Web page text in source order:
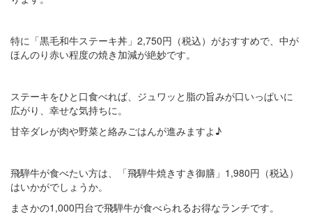
特に「黒毛和牛ステーキ丼」2,750円（税込）がおすすめで、中が
ほんのり赤い程度の焼き加減が絶妙です。
ステーキをひと口食べれば、ジュワッと脂の旨みが口いっぱいに
広がり、幸せな気持ちに。
甘辛ダレが肉や野菜と絡みごはんが進みますよ♪
飛騨牛が食べたい方は、「飛騨牛焼きすき御膳」1,980円（税込）
はいかがでしょうか。
まさかの1,000円台で飛騨牛が食べられるお得なランチです。